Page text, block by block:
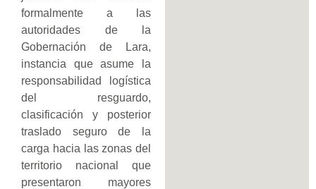
formalmente a las
autoridades de la
Gobernación de Lara,
instancia que asume la
responsabilidad logística
del resguardo,
clasificación y posterior
traslado seguro de la
carga hacia las zonas del
territorio nacional que
presentaron mayores